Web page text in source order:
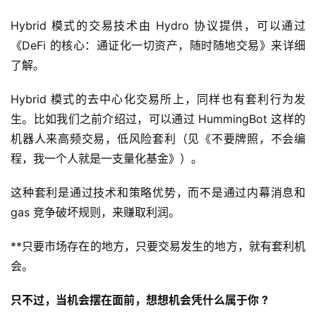
Hybrid 模式的交易技术由 Hydro 协议提供，可以通过
《DeFi 的核心：通证化一切资产，随时随地交易》来详细
了解。
Hybrid 模式的去中心化交易所上，同样也有套利行为发
生。比如我们之前介绍过，可以通过 HummingBot 这样的
机器人来高频交易，低风险套利（见《不要牌照，不会编
程，我一个人就是一支量化基金》）。
这种套利是通过技术和策略优势，而不是通过内幕消息和
gas 竞争破坏规则，来赚取利润。
**只要市场存在的地方，只要交易发生的地方，就有套利机
会。
只不过，当机会摆在面前，想想机会凭什么属于你 ?